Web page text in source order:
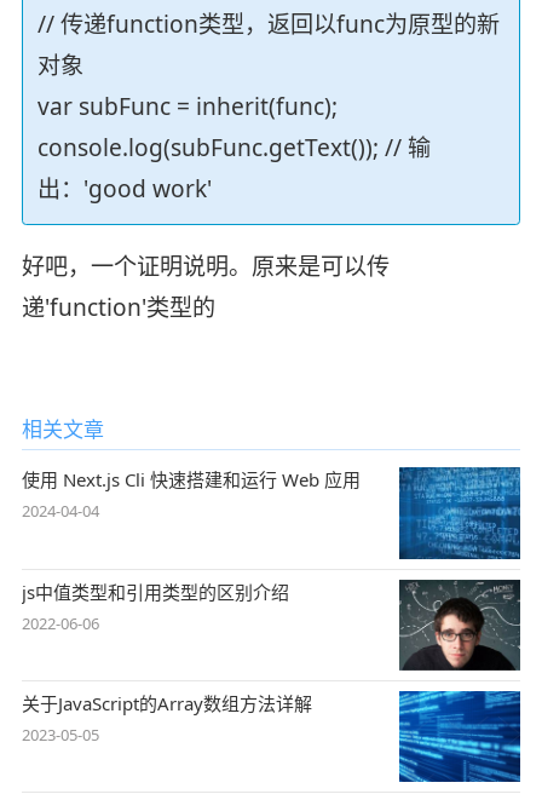
// 传递function类型，返回以func为原型的新
对象
var subFunc = inherit(func);
console.log(subFunc.getText()); // 输
出：'good work'
好吧，一个证明说明。原来是可以传
递'function'类型的
相关文章
使用 Next.js Cli 快速搭建和运行 Web 应用
2024-04-04
js中值类型和引用类型的区别介绍
2022-06-06
关于JavaScript的Array数组方法详解
2023-05-05